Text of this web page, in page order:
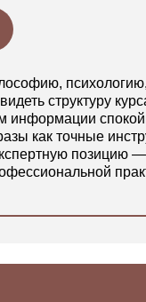
структуру
информации
как точные
позицию —